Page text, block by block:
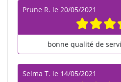
Prune R. le 20/05/2021
bonne qualité de
Selma T. le 14/05/2021